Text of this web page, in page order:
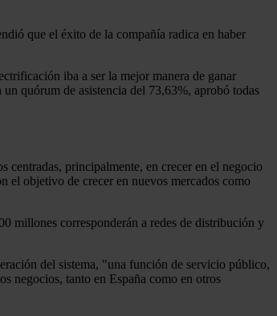
que el éxito de la compañía radica en haber
iba a ser la mejor manera de ganar
quórum de asistencia del 73,63%, aprobó todas
centradas, principalmente, en crecer en el negocio
el objetivo de crecer en nuevos mercados como
millones corresponderán a redes de distribución y
del sistema, "una función de servicio público,
negocios, tanto en España como en otros